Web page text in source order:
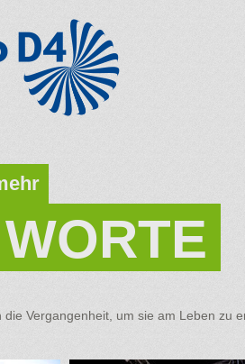
die Vergangenheit, um sie am Leben